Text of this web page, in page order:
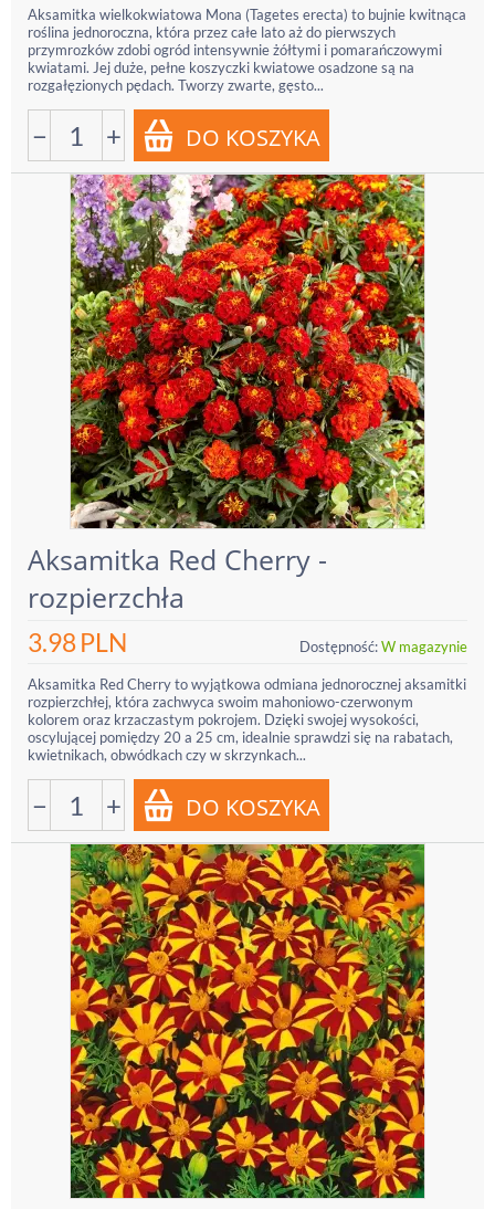
Aksamitka wielkokwiatowa Mona (Tagetes erecta) to bujnie kwitnąca
roślina jednoroczna, która przez całe lato aż do pierwszych
przymrozków zdobi ogród intensywnie żółtymi i pomarańczowymi
kwiatami. Jej duże, pełne koszyczki kwiatowe osadzone są na
rozgałęzionych pędach. Tworzy zwarte, gęsto...
− +
Aksamitka Red Cherry -
rozpierzchła
3.98PLN Dostępność:W magazynie
Aksamitka Red Cherry to wyjątkowa odmiana jednorocznej aksamitki
rozpierzchłej, która zachwyca swoim mahoniowo-czerwonym
kolorem oraz krzaczastym pokrojem. Dzięki swojej wysokości,
oscylującej pomiędzy 20 a 25 cm, idealnie sprawdzi się na rabatach,
kwietnikach, obwódkach czy w skrzynkach...
− +